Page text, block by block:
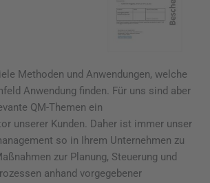
Methoden und Anwendungen, welche
Anwendung finden. Für uns sind aber
QM-Themen ein
unserer Kunden. Daher ist immer unser
so in Ihrem Unternehmen zu
zur Planung, Steuerung und
anhand vorgegebener